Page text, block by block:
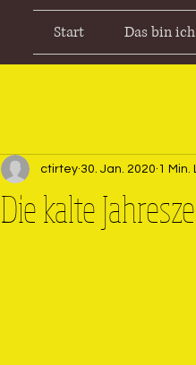
Start Das bin ich
Die kalte
ctirtey 30. Jan. 2020 1